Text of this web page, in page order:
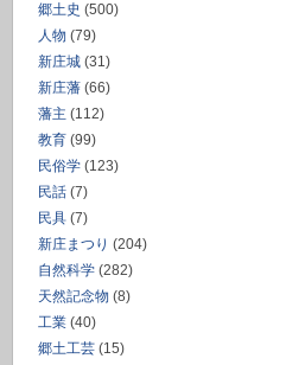
郷土史 (500)
人物 (79)
新庄城 (31)
新庄藩 (66)
藩主 (112)
教育 (99)
民俗学 (123)
民話 (7)
民具 (7)
新庄まつり (204)
自然科学 (282)
天然記念物 (8)
工業 (40)
郷土工芸 (15)